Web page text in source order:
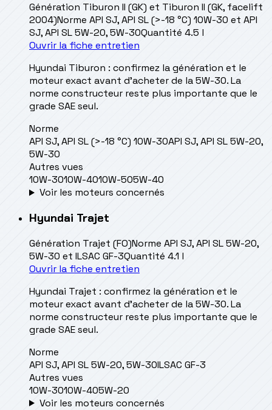
Génération Tiburon II (GK) et Tiburon II (GK, facelift
2004)Norme API SJ, API SL (>-18 °C) 10W-30 et API
SJ, API SL 5W-20, 5W-30Quantité 4.5 l
Ouvrir la fiche entretien
Hyundai Tiburon : confirmez la génération et le
moteur exact avant d’acheter de la 5W-30. La
norme constructeur reste plus importante que le
grade SAE seul.
Norme
API SJ, API SL (>-18 °C) 10W-30API SJ, API SL 5W-20,
5W-30
Autres vues
10W-3010W-4010W-505W-40
Voir les moteurs concernés
Hyundai Trajet
Génération Trajet (FO)Norme API SJ, API SL 5W-20,
5W-30 et ILSAC GF-3Quantité 4.1 l
Ouvrir la fiche entretien
Hyundai Trajet : confirmez la génération et le
moteur exact avant d’acheter de la 5W-30. La
norme constructeur reste plus importante que le
grade SAE seul.
Norme
API SJ, API SL 5W-20, 5W-30ILSAC GF-3
Autres vues
10W-3010W-405W-20
Voir les moteurs concernés